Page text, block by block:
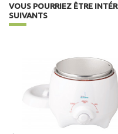
VOUS POURRIEZ ÊTRE
SUIVANTS